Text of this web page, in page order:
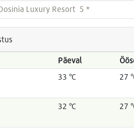
Luxury Resort 5 *
Päeval
33 °C 27
32 °C 27